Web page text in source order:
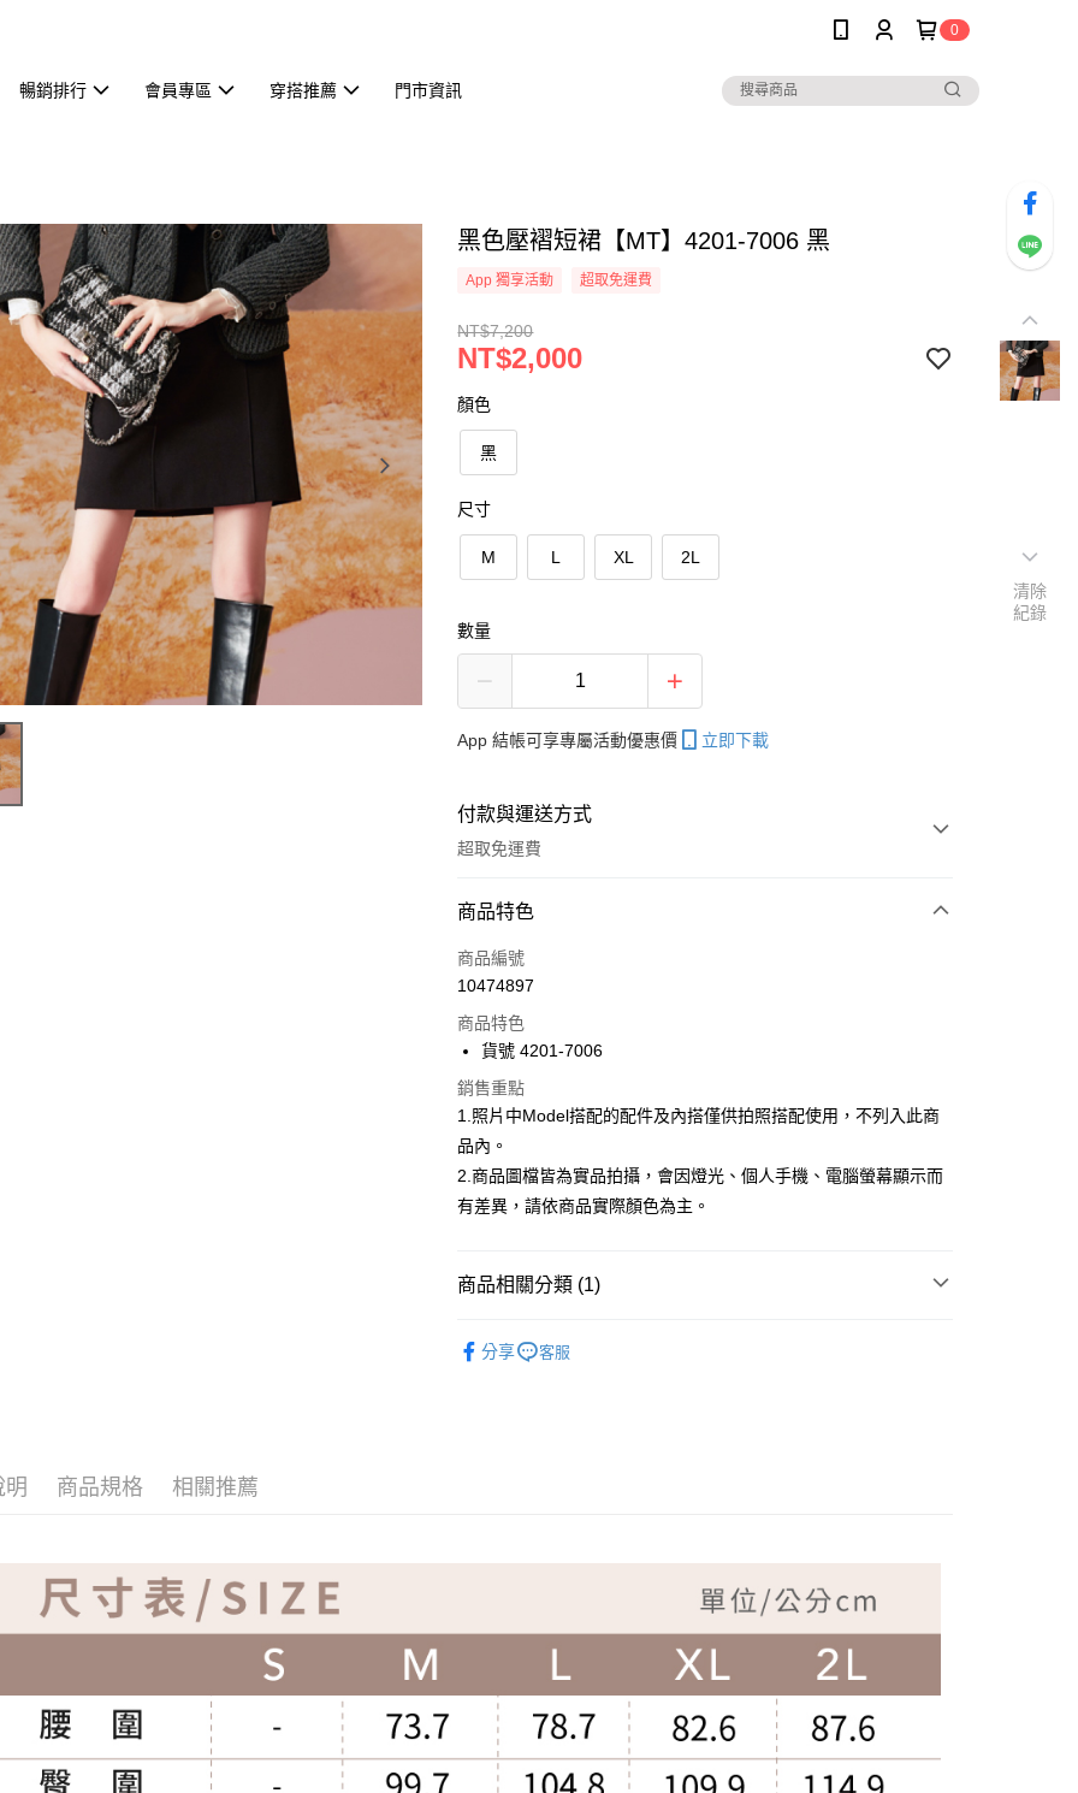
0
暢銷排行 會員專區 穿搭推薦 門市資訊
黑色壓褶短裙【MT】4201-7006 黑
App 獨享活動 超取免運費
NT$7,200
NT$2,000
顏色
黑
尺寸
M L XL 2L
數量
App 結帳可享專屬活動優惠價 立即下載
付款與運送方式
超取免運費
付款方式
信用卡一次付款
Apple Pay
ATM付款
運送方式
全家取貨付款
付款後全家取貨
7-11取貨付款
商品特色
商品編號
10474897
商品特色
貨號 4201-7006
銷售重點
1.照片中Model搭配的配件及內搭僅供拍照搭配使用，不列入此商
品內。
2.商品圖檔皆為實品拍攝，會因燈光、個人手機、電腦螢幕顯示而
有差異，請依商品實際顏色為主。
商品相關分類 (1)
分享
客服
明 商品規格 相關推薦
清除
紀錄